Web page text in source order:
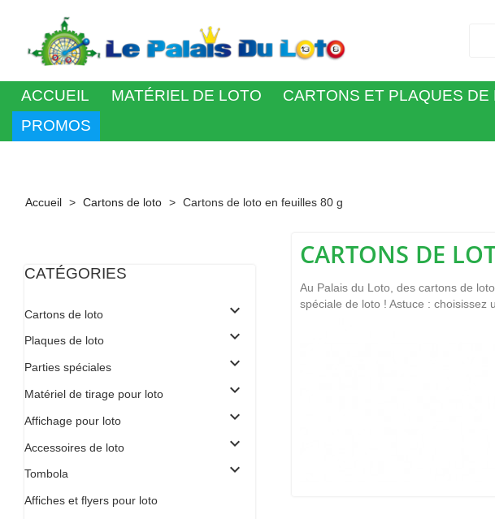
ACCUEIL MATÉRIEL DE LOTO CARTONS ET PLAQUES DE
PROMOS
Accueil Cartons de loto Cartons de loto en feuilles 80 g
CATÉGORIES
Cartons de loto expand_more
Plaques de loto expand_more
Parties spéciales expand_more
Matériel de tirage pour loto expand_more
Affichage pour loto expand_more
Accessoires de loto expand_more
Tombola expand_more
Affiches et flyers pour loto
CARTONS DE
Au Palais du Loto, des cartons de
spéciale de loto ! Astuce : choisissez